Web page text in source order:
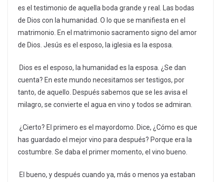
es el testimonio de aquella boda grande y real. Las bodas
de Dios con la humanidad. O lo que se manifiesta en el
matrimonio. En el matrimonio sacramento signo del amor
de Dios. Jesús es el esposo, la iglesia es la esposa.
Dios es el esposo, la humanidad es la esposa. ¿Se dan
cuenta? En este mundo necesitamos ser testigos, por
tanto, de aquello. Después sabemos que se les avisa el
milagro, se convierte el agua en vino y todos se admiran.
¿Cierto? El primero es el mayordomo. Dice, ¿Cómo es que
has guardado el mejor vino para después? Porque era la
costumbre. Se daba el primer momento, el vino bueno.
El bueno, y después cuando ya, más o menos ya estaban